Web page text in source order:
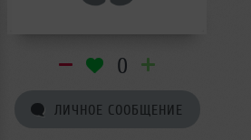
0
ЛИЧНОЕ СООБЩЕНИЕ